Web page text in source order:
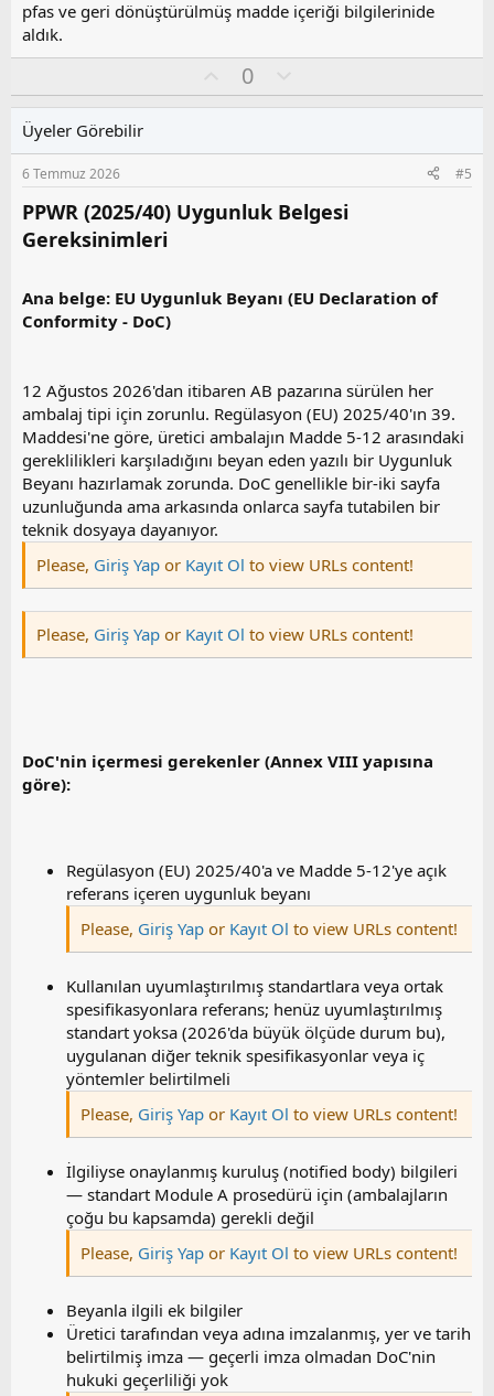
a
pfas ve geri dönüştürülmüş madde içeriği bilgilerinide
aldık.
y
0
l
s
u
z
o
a
Üyeler Görebilir
6 Temmuz 2026 #5
PPWR (2025/40) Uygunluk Belgesi
Gereksinimleri​
Ana belge: EU Uygunluk Beyanı (EU Declaration of
Conformity - DoC)
12 Ağustos 2026'dan itibaren AB pazarına sürülen her
ambalaj tipi için zorunlu. Regülasyon (EU) 2025/40'ın 39.
Maddesi'ne göre, üretici ambalajın Madde 5-12 arasındaki
gereklilikleri karşıladığını beyan eden yazılı bir Uygunluk
Beyanı hazırlamak zorunda. DoC genellikle bir-iki sayfa
uzunluğunda ama arkasında onlarca sayfa tutabilen bir
teknik dosyaya dayanıyor.
Please, Giriş Yap or Kayıt Ol to view URLs content!
Please, Giriş Yap or Kayıt Ol to view URLs content!
DoC'nin içermesi gerekenler (Annex VIII yapısına
göre):
Regülasyon (EU) 2025/40'a ve Madde 5-12'ye açık
referans içeren uygunluk beyanı
Please, Giriş Yap or Kayıt Ol to view URLs content!
Kullanılan uyumlaştırılmış standartlara veya ortak
spesifikasyonlara referans; henüz uyumlaştırılmış
standart yoksa (2026'da büyük ölçüde durum bu),
uygulanan diğer teknik spesifikasyonlar veya iç
yöntemler belirtilmeli
Please, Giriş Yap or Kayıt Ol to view URLs content!
İlgiliyse onaylanmış kuruluş (notified body) bilgileri
— standart Module A prosedürü için (ambalajların
çoğu bu kapsamda) gerekli değil
Please, Giriş Yap or Kayıt Ol to view URLs content!
Beyanla ilgili ek bilgiler
Üretici tarafından veya adına imzalanmış, yer ve tarih
belirtilmiş imza — geçerli imza olmadan DoC'nin
hukuki geçerliliği yok